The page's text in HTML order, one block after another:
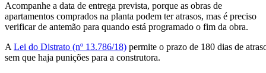
Acompanhe a data de entrega prevista, porque as obras de
apartamentos comprados na planta podem ter atrasos, mas é preciso
verificar de antemão para quando está programado o fim da obra.
A Lei do Distrato (nº 13.786/18) permite o prazo de 180 dias de
sem que haja punições para a construtora.